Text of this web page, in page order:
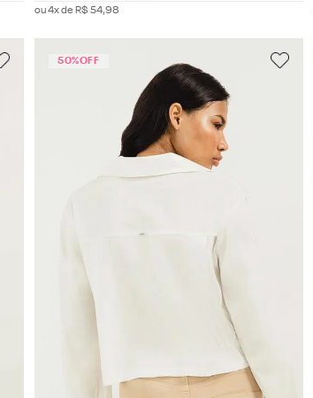
ou4x de R$ 54,98
50%OFF